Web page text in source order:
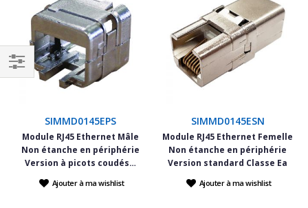
SIMMD0145EPS
Module RJ45 Ethernet Mâle
Non étanche en périphérie
Version à picots coudés…
Ajouter à ma wishlist
SIMMD0145ESN
Module RJ45 Ethernet Femelle
Non étanche en périphérie
Version standard Classe Ea
Ajouter à ma wishlist
Filtrer